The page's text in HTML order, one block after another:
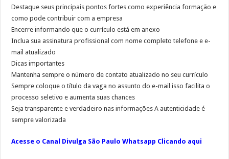
Destaque seus principais pontos fortes como experiência formação e
como pode contribuir com a empresa
Encerre informando que o currículo está em anexo
Inclua sua assinatura profissional com nome completo telefone e e-
mail atualizado
Dicas importantes
Mantenha sempre o número de contato atualizado no seu currículo
Sempre coloque o título da vaga no assunto do e-mail isso facilita o
processo seletivo e aumenta suas chances
Seja transparente e verdadeiro nas informações A autenticidade é
sempre valorizada
Acesse o Canal Divulga São Paulo Whatsapp Clicando aqui